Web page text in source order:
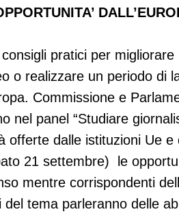
pratici per
o realizzare un periodo di
Commissione e
nel panel “Studiare
offerte dalle istituzioni Ue
21 settembre) le
mentre corrispondenti
del tema parleranno delle